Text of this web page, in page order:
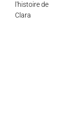
l'histoire de
Clara